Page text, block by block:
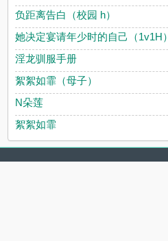
负距离告白（校园 h）
她决定宴请年少时的自己（1v1H）
淫龙驯服手册
絮絮如霏（母子）
N朵莲
絮絮如霏